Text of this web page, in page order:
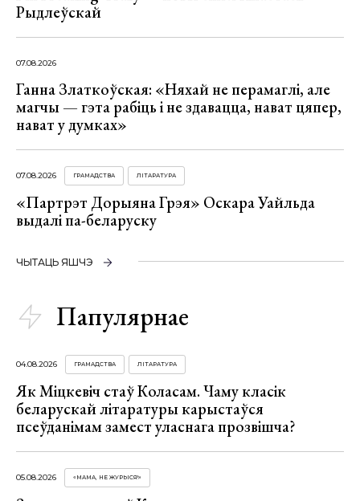
Рыдлеўскай
07.08.2026
Ганна Златкоўская: «Няхай не перамаглі, але
магчы — гэта рабіць і не здавацца, нават цяпер,
нават у думках»
07.08.2026 ГРАМАДСТВА ЛІТАРАТУРА
«Партрэт Дорыяна Грэя» Оскара Уайльда
выдалі па-беларуску
ЧЫТАЦЬ ЯШЧЭ
Папулярнае
04.08.2026 ГРАМАДСТВА ЛІТАРАТУРА
Як Міцкевіч стаў Коласам. Чаму класік
беларускай літаратуры карыстаўся
псеўданімам замест уласнага прозвішча?
05.08.2026 «МАМА, НЕ ЖУРЫСЯ!»